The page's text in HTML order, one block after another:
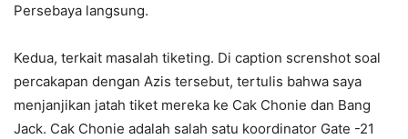
Persebaya langsung.
Kedua, terkait masalah tiketing. Di caption screnshot soal
percakapan dengan Azis tersebut, tertulis bahwa saya
menjanjikan jatah tiket mereka ke Cak Chonie dan Bang
Jack. Cak Chonie adalah salah satu koordinator Gate -21